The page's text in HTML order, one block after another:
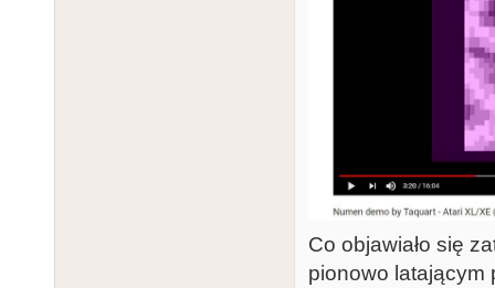
Co objawiało się
pionowo latającym